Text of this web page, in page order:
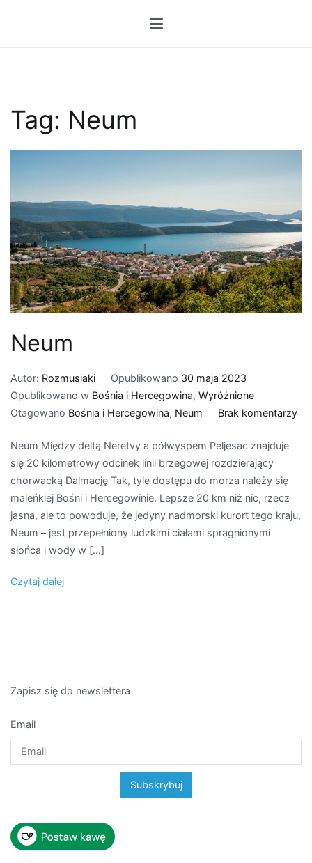
Tag: Neum
Neum
Autor: Rozmusiaki Opublikowano 30 maja 2023
Opublikowano w Bośnia i Hercegowina, Wyróżnione
Otagowano Bośnia i Hercegowina, Neum Brak komentarzydo
Neum Między deltą Neretvy a półwyspem Peljesac znajduje
się 20 kilometrowy odcinek linii brzegowej rozdzierający
chorwacką Dalmację Tak, tyle dostępu do morza należy się
maleńkiej Bośni i Hercegowinie. Lepsze 20 km niż nic, rzecz
jasna, ale to powoduje, że jedyny nadmorski kurort tego kraju,
Neum – jest przepełniony ludzkimi ciałami spragnionymi
słońca i wody w […]
Czytaj dalej
Zapisz się do newslettera
Email